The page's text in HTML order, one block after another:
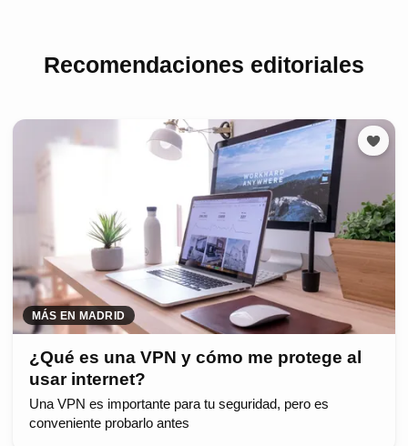
Recomendaciones editoriales
MÁS EN MADRID
¿Qué es una VPN y cómo me protege al
usar internet?
Una VPN es importante para tu seguridad, pero es
conveniente probarlo antes